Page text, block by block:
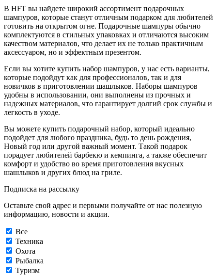
В HFT вы найдете широкий ассортимент подарочных
шампуров, которые станут отличным подарком для любителей
готовить на открытом огне. Подарочные шампуры обычно
комплектуются в стильных упаковках и отличаются высоким
качеством материалов, что делает их не только практичным
аксессуаром, но и эффектным презентом.
Если вы хотите купить набор шампуров, у нас есть варианты,
которые подойдут как для профессионалов, так и для
новичков в приготовлении шашлыков. Наборы шампуров
удобны в использовании, они выполнены из прочных и
надежных материалов, что гарантирует долгий срок службы и
легкость в уходе.
Вы можете купить подарочный набор, который идеально
подойдет для любого праздника, будь то день рождения,
Новый год или другой важный момент. Такой подарок
порадует любителей барбекю и кемпинга, а также обеспечит
комфорт и удобство во время приготовления вкусных
шашлыков и других блюд на гриле.
Подписка на рассылку
Оставьте свой адрес и первыми получайте от нас полезную
информацию, новости и акции.
Все
Техника
Охота
Рыбалка
Туризм